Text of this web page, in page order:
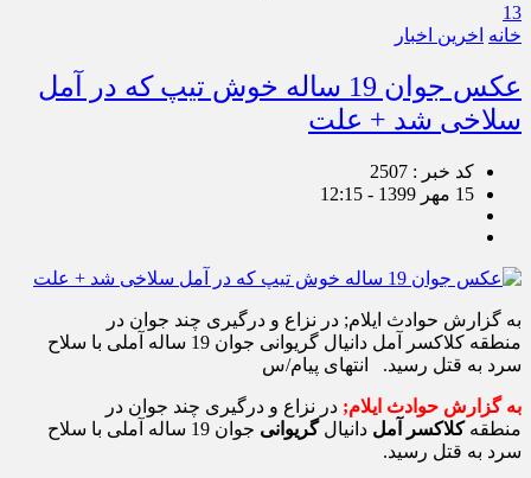
13
خانه اخرین اخبار
عکس جوان 19 ساله خوش تیپ که در آمل
سلاخی شد + علت
کد خبر : 2507
15 مهر 1399 - 12:15
به گزارش حوادث ایلام; در نزاع و درگیری چند جوان در
منطقه کلاکسر آمل دانیال گریوانی جوان 19 ساله آملی با سلاح
سرد به قتل رسید. انتهای پیام/س
به گزارش حوادث ایلام; در نزاع و درگیری چند جوان در
منطقهکلاکسر آمل دانیالگریوانی
جوان 19 ساله آملی با سلاح
سرد به قتل رسید.